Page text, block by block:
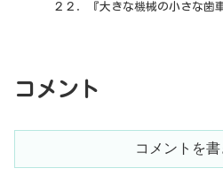
２２．『大きな機械の小さな歯
コメント
コメントを